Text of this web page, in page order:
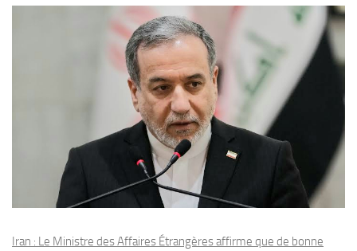
Iran : Le Ministre des Affaires Étrangères affirme que de bonne